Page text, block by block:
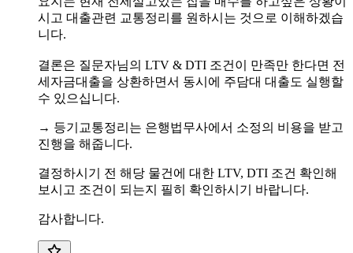
시고 대출관련 교통정리를 원하시는 것으로 이해하겠습
니다.
결론은 질문자님의 LTV & DTI 조건이 만족만 한다면 전
세자금대출을 상환하면서 동시에 주담대 대출도 실행할
수 있으십니다.
→ 등기교통정리는 은행법무사에서 소정의 비용을 받고
진행을 해줍니다.
결정하시기 전 해당 물건에 대한 LTV, DTI 조건 확인해
보시고 조건이 되는지 필히 확인하시기 바랍니다.
감사합니다.